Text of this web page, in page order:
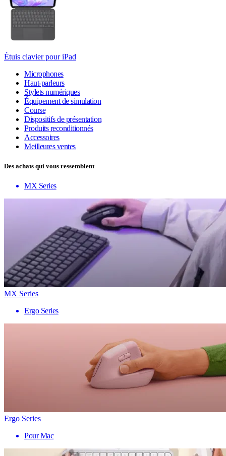
Étuis clavier pour iPad
Microphones
Haut-parleurs
Stylets numériques
Équipement de simulation
Course
Dispositifs de présentation
Produits reconditionnés
Accessoires
Meilleures ventes
Des achats qui vous ressemblent
MX Series
MX Series
Ergo Series
Ergo Series
Pour Mac